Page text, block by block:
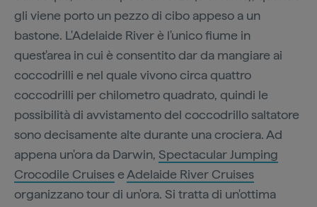
gli viene porto un pezzo di cibo appeso a un
bastone. L'Adelaide River è l'unico fiume in
quest'area in cui è consentito dar da mangiare ai
coccodrilli e nel quale vivono circa quattro
coccodrilli per chilometro quadrato, quindi le
possibilità di avvistamento del coccodrillo saltatore
sono decisamente alte durante una crociera. Ad
appena un'ora da Darwin, Spectacular Jumping
Crocodile Cruisese Adelaide River Cruises
organizzano tour di un'ora. Si tratta di un'ottima